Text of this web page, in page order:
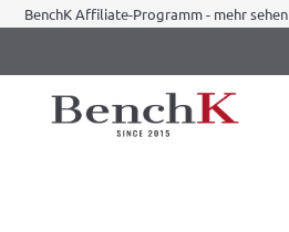
BenchK Affiliate-Programm - mehr sehen